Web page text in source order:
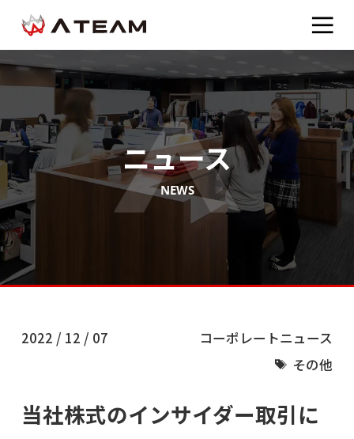
ニュース
NEWS
2022 / 12 / 07
コーポレートニュース
その他
当社株式のインサイダー取引に